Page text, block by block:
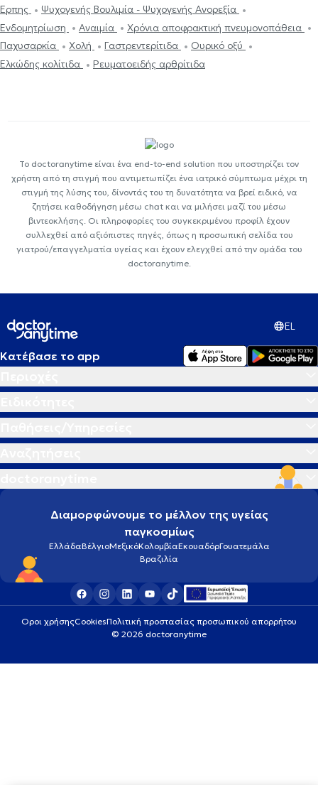
Έρπης
Ψυχογενής Βουλιμία - Ψυχογενής Ανορεξία
Ενδομητρίωση
Αναιμία
Χρόνια αποφρακτική πνευμονοπάθεια
Παχυσαρκία
Χολή Γαστρεντερίτιδα
Ουρικό οξύ
Ελκώδης κολίτιδα
Ρευματοειδής αρθρίτιδα
Το doctoranytime είναι ένα end-to-end solution που υποστηρίζει τον
χρήστη από τη στιγμή που αντιμετωπίζει ένα ιατρικό σύμπτωμα μέχρι τη
στιγμή της λύσης του, δίνοντάς του τη δυνατότητα να βρεί ειδικό, να
ζητήσει καθοδήγηση μέσω chat και να μιλήσει μαζί του μέσω
βιντεοκλήσης. Οι πληροφορίες του συγκεκριμένου προφίλ έχουν
συλλεχθεί από αξιόπιστες πηγές, όπως η προσωπική σελίδα του
γιατρού/επαγγελματία υγείας και έχουν ελεγχθεί από την ομάδα του
doctoranytime.
EL
Κατέβασε το app
Διαμορφώνουμε το μέλλον της υγείας
παγκοσμίως
ΕλλάδαΒέλγιοΜεξικόΚολομβίαΕκουαδόρΓουατεμάλα
Βραζιλία
Οροι χρήσηςCookiesΠολιτική προστασίας προσωπικού απορρήτου
© 2026 doctoranytime